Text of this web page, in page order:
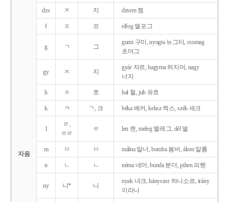
자음
dzs ㅈ 지 dzsem 젬
f ㅍ 프 elfog 엘포그
g ㄱ 그
gumi 구미, nyugta 뉴그터, csomag
초머그
gy ㅈ 지
gyár 자르, hagyma 허지머, nagy
너지
h ㅎ 흐 hal 헐, juh 유흐
k ㅋ ㄱ, 크 béka 베커, keksz 켁스, szék 세크
l
ㄹ,
ㄹㄹ
ㄹ len 렌, meleg 멜레그, dél 델
m ㅁ ㅁ málna 말너, bomba 봄버, álom 알롬
n ㄴ ㄴ néma 네머, bunda 분더, pihen 피헨
ny 니* 니
nyak 녀크, hányszor 하니소르, irány
이라니